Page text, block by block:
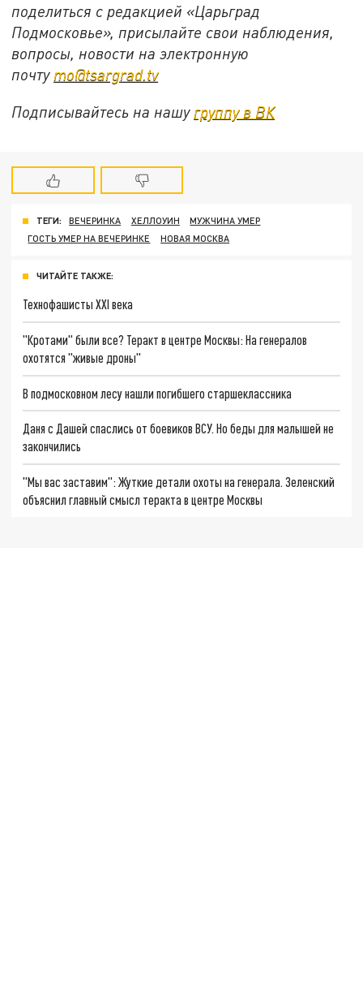
поделиться с редакцией «Царьград
Подмосковье», присылайте свои наблюдения,
вопросы, новости на электронную
почту mo@tsargrad.tv
Подписывайтесь на нашу группу в ВК
ТЕГИ: ВЕЧЕРИНКА ХЕЛЛОУИН
МУЖЧИНА УМЕР
ГОСТЬ УМЕР НА ВЕЧЕРИНКЕ
НОВАЯ МОСКВА
ЧИТАЙТЕ ТАКЖЕ:
Технофашисты XXI века
"Кротами" были все? Теракт в центре Москвы: На генералов
охотятся "живые дроны"
В подмосковном лесу нашли погибшего старшеклассника
Даня с Дашей спаслись от боевиков ВСУ. Но беды для малышей не
закончились
"Мы вас заставим": Жуткие детали охоты на генерала. Зеленский
объяснил главный смысл теракта в центре Москвы